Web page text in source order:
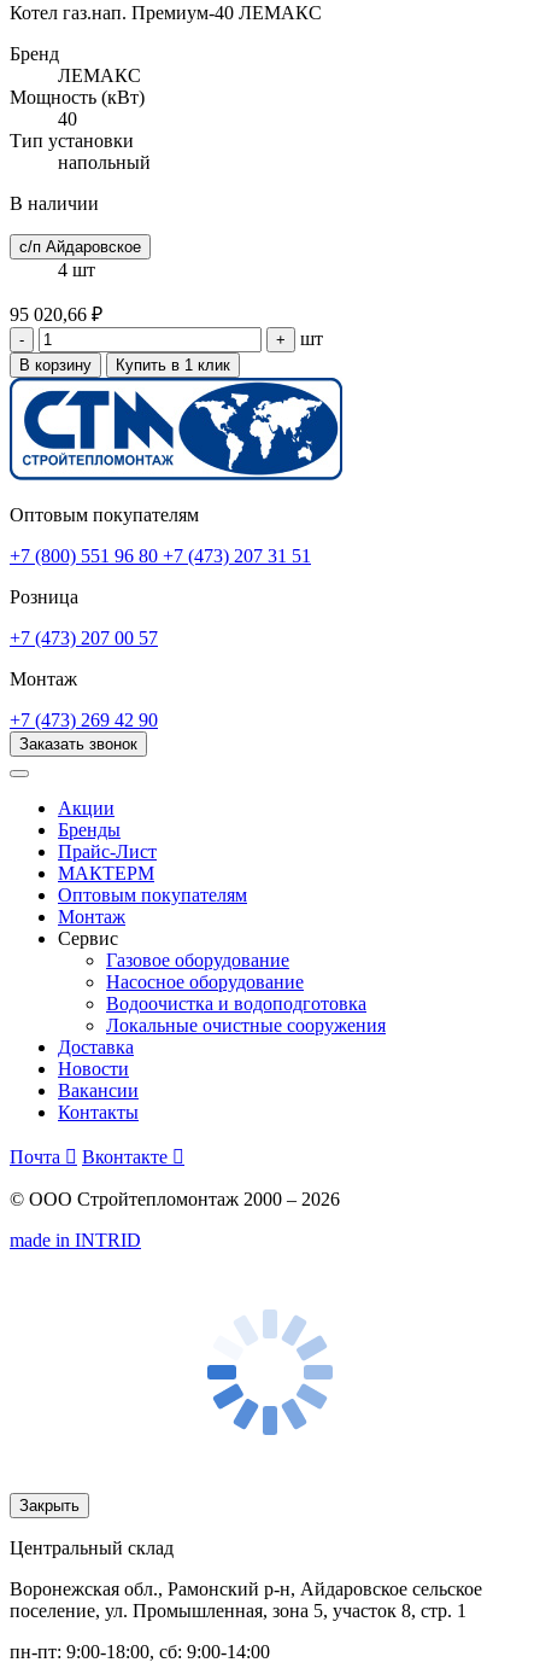
Котел газ.нап. Премиум-40 ЛЕМАКС
Бренд
ЛЕМАКС
Мощность (кВт)
40
Тип установки
напольный
В наличии
с/п Айдаровское
4 шт
95 020,66 ₽
- + шт
В корзину Купить в 1 клик
Оптовым покупателям
+7 (800) 551 96 80 +7 (473) 207 31 51
Розница
+7 (473) 207 00 57
Монтаж
+7 (473) 269 42 90
Заказать звонок
Акции
Бренды
Прайс-Лист
МАКТЕРМ
Оптовым покупателям
Монтаж
Сервис
Газовое оборудование
Насосное оборудование
Водоочистка и водоподготовка
Локальные очистные сооружения
Доставка
Новости
Вакансии
Контакты
Почта  Вконтакте 
© ООО Стройтепломонтаж 2000 – 2026
made in INTRID
Закрыть
Центральный склад
Воронежская обл., Рамонский р-н, Айдаровское сельское
поселение, ул. Промышленная, зона 5, участок 8, стр. 1
пн-пт: 9:00-18:00, сб: 9:00-14:00